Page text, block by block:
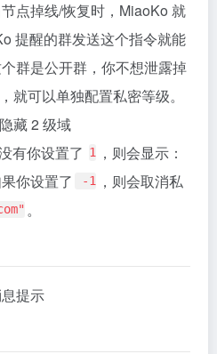
点掉线/恢复时，MiaoKo 就
提醒的群发送这个指令就能
群是公开群，你不想泄露掉
就可以单独配置私密等级。
藏 2 级域
有你设置了 1 ，则会显示：
你设置了 -1 ，则会取消私
。
提示